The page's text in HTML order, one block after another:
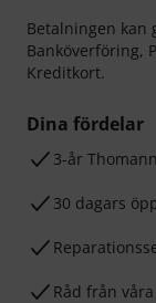
Betalningen kan
Banköverföring,
Kreditkort.
Dina fördelar
3-år
30 dagars
Råd från